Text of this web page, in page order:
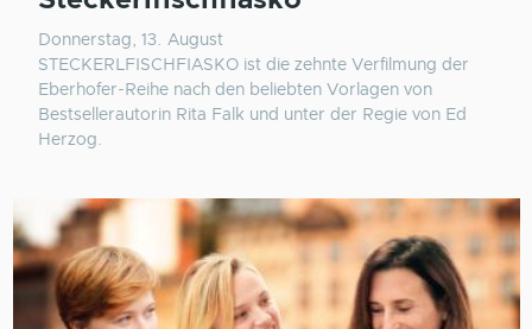
Donnerstag, 13. August
STECKERLFISCHFIASKO ist die zehnte Verfilmung der
Eberhofer-Reihe nach den beliebten Vorlagen von
Bestsellerautorin Rita Falk und unter der Regie von Ed
Herzog.